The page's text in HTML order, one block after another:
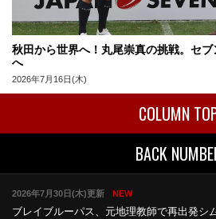
秋田から世界へ！丸尾崇真の挑戦。セ
へ
2026年7月16日(木)
COLUMN
BACK
2026年7月30日(木)更新 NEW
ブレイブルーパス、元地理教師で再出発シ